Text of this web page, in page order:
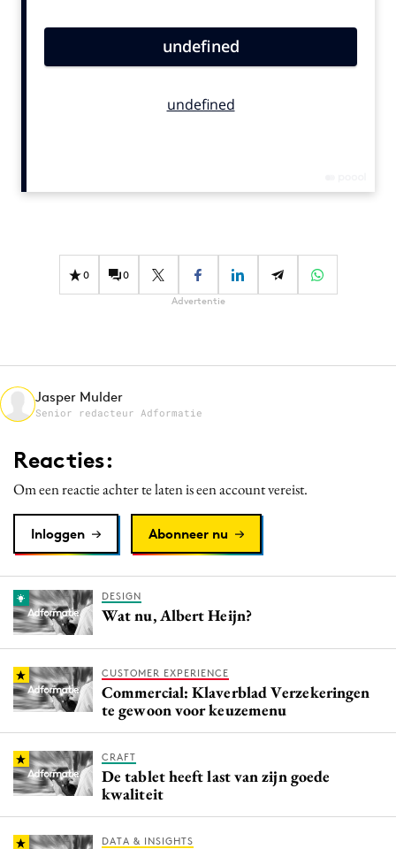
Carriere
Design
Diversiteit
Effectiviteit
Martech
Media
PR
Programmatic
Purpose Marketing
Reputatie & crisis
0 0
Advertentie
Jasper Mulder
Senior redacteur Adformatie
Reacties:
Om een reactie achter te laten is een account vereist.
Inloggen Abonneer nu
DESIGN
Wat nu, Albert Heijn?
CUSTOMER EXPERIENCE
Commercial: Klaverblad Verzekeringen
te gewoon voor keuzemenu
CRAFT
De tablet heeft last van zijn goede
kwaliteit
DATA & INSIGHTS